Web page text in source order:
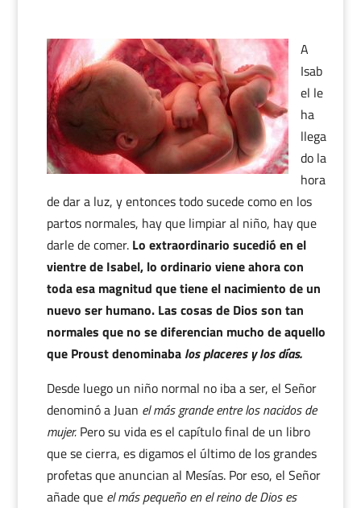
A
Isab
el le
ha
llega
do la
hora
de dar a luz, y entonces todo sucede como en los
partos normales, hay que limpiar al niño, hay que
darle de comer. Lo extraordinario sucedió en el
vientre de Isabel, lo ordinario viene ahora con
toda esa magnitud que tiene el nacimiento de un
nuevo ser humano. Las cosas de Dios son tan
normales que no se diferencian mucho de aquello
que Proust denominaba los placeres y los días.
Desde luego un niño normal no iba a ser, el Señor
denominó a Juan el más grande entre los nacidos de
mujer. Pero su vida es el capítulo final de un libro
que se cierra, es digamos el último de los grandes
profetas que anuncian al Mesías. Por eso, el Señor
añade que el más pequeño en el reino de Dios es